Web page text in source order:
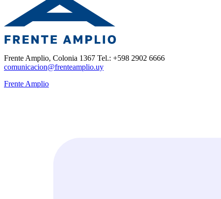
Frente Amplio, Colonia 1367 Tel.: +598 2902 6666
comunicacion@frenteamplio.uy
Frente Amplio